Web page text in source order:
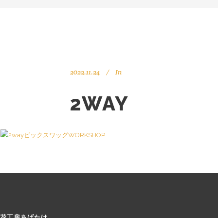
2022.11.24 In
2WAY